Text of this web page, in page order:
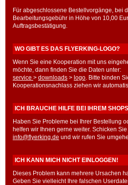
Für abgeschlossene Bestellvorgänge, bei
Bearbeitungsgebühr in Höhe von 10,00
Auftragsbestätigung.
WO GIBT ES DAS FLYERKING-LOGO?
Wenn Sie eine Kooperation mit uns
möchte, dann finden Sie die Daten unter:
service > downloads > logo. Bitte binden
Kooperationsnachlass ziehen wir
ICH BRAUCHE HILFE BEI IHREM
Haben Sie Probleme bei Ihrer Bestellung
helfen wir Ihnen gerne weiter. Schicken
info@flyerking.de und wir rufen Sie
ICH KANN MICH NICHT EINLOGGEN!
Dieses Problem kann mehrere Ursachen
Geben Sie vielleicht Ihre falschen